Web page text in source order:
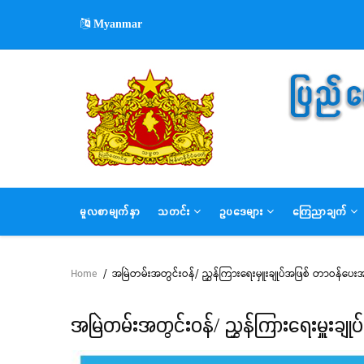
main
Myanmar
MAIN
NAVIGATION
မူလစာမျက်နှာ သတင်း ဥပဒေများ ကြေညာချက်
Breadcrumb
Home / အမြဲတမ်းအတွင်းဝန်/ ညွှန်ကြားရေးမှူးချုပ်အဖြစ် တာဝန်ပေးအ
အမြဲတမ်းအတွင်းဝန်/ ညွှန်ကြားရေးမှူးချု